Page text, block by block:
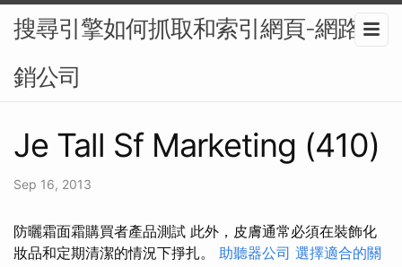
搜尋引擎如何抓取和索引網頁-網路行
銷公司
Je Tall Sf Marketing (410)
Sep 16, 2013
防曬霜面霜購買者產品測試 此外，皮膚通常必須在裝飾化
妝品和定期清潔的情況下掙扎。 助聽器公司 選擇適合的關